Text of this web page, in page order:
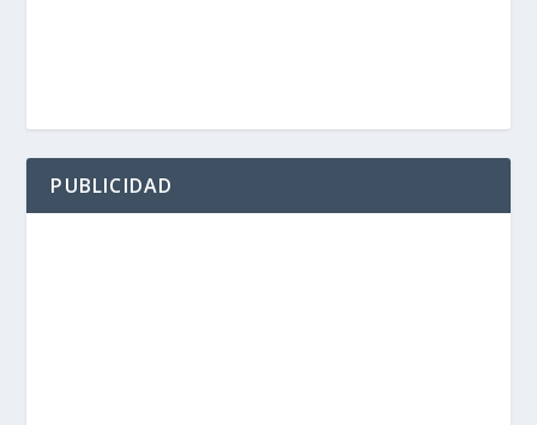
PUBLICIDAD